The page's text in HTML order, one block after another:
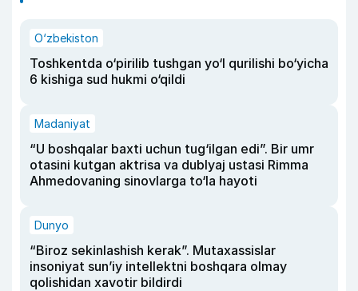
O‘zbekiston
Toshkentda o‘pirilib tushgan yo‘l qurilishi bo‘yicha
6 kishiga sud hukmi o‘qildi
Madaniyat
“U boshqalar baxti uchun tug‘ilgan edi”. Bir umr
otasini kutgan aktrisa va dublyaj ustasi Rimma
Ahmedovaning sinovlarga to‘la hayoti
Dunyo
“Biroz sekinlashish kerak”. Mutaxassislar
insoniyat sun’iy intellektni boshqara olmay
qolishidan xavotir bildirdi